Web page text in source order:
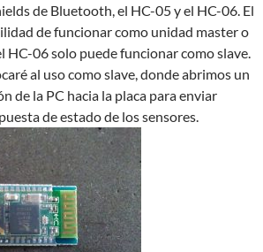
de Bluetooth, el HC-05 y el HC-06. El
de funcionar como unidad master o
HC-06 solo puede funcionar como slave.
al uso como slave, donde abrimos un
de la PC hacia la placa para enviar
de estado de los sensores.